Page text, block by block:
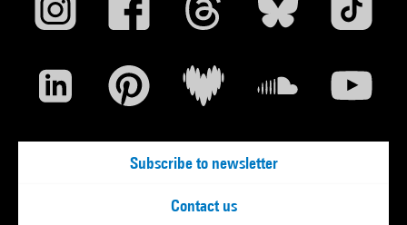
Subscribe to newsletter
Contact us